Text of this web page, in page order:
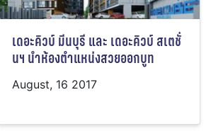
เดอะคิวบ์ มีนบุรี และ เดอะคิวบ์ สเตชั่
นฯ นำห้องตำแหน่งสวยออกบูท
August, 16 2017